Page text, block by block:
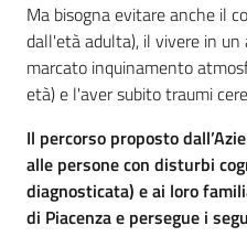
Ma bisogna evitare anche il
dall'età adulta), il vivere in
marcato inquinamento
età) e l'aver subito traumi
Il percorso proposto
alle persone con disturbi
diagnosticata) e ai loro
di Piacenza e persegue i